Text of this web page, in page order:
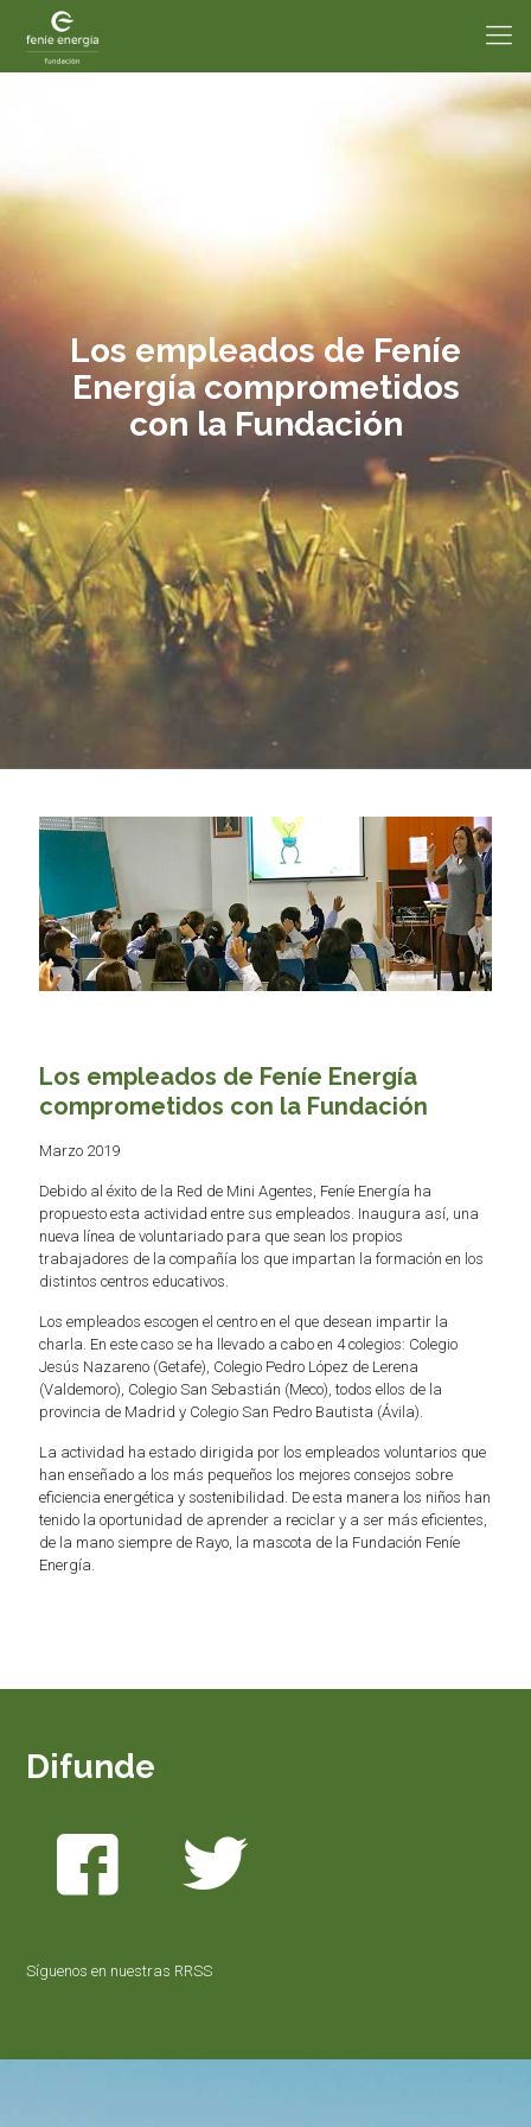
Los empleados de Feníe
Energía comprometidos
con la Fundación
Los empleados de Feníe Energía
comprometidos con la Fundación
Marzo 2019
Debido al éxito de la Red de Mini Agentes, Feníe Energía ha
propuesto esta actividad entre sus empleados. Inaugura así, una
nueva línea de voluntariado para que sean los propios
trabajadores de la compañía los que impartan la formación en los
distintos centros educativos.
Los empleados escogen el centro en el que desean impartir la
charla. En este caso se ha llevado a cabo en 4 colegios: Colegio
Jesús Nazareno (Getafe), Colegio Pedro López de Lerena
(Valdemoro), Colegio San Sebastián (Meco), todos ellos de la
provincia de Madrid y Colegio San Pedro Bautista (Ávila).
La actividad ha estado dirigida por los empleados voluntarios que
han enseñado a los más pequeños los mejores consejos sobre
eficiencia energética y sostenibilidad. De esta manera los niños han
tenido la oportunidad de aprender a reciclar y a ser más eficientes,
de la mano siempre de Rayo, la mascota de la Fundación Feníe
Energía.
Difunde
Síguenos en nuestras RRSS